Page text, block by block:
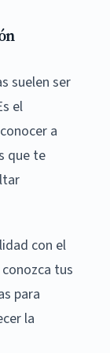
suelen ser
el
a
que te
con el
tus
para
la